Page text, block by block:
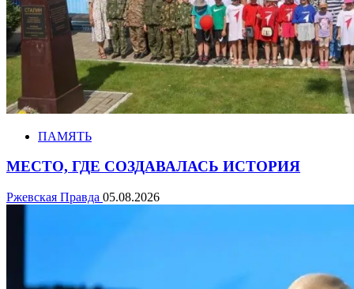
ПАМЯТЬ
МЕСТО, ГДЕ СОЗДАВАЛАСЬ ИСТОРИЯ
Ржевская Правда 05.08.2026